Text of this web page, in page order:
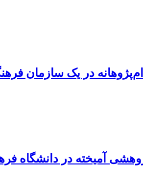
در یک سازمان
آمیخته در دانشگاه